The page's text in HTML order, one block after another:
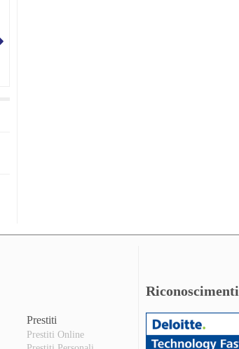
Prestiti
Prestiti Online
Riconoscimenti